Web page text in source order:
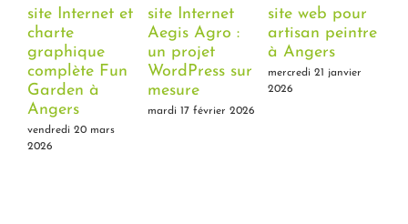
site Internet et
charte
graphique
complète Fun
Garden à
Angers
vendredi 20 mars
2026
site Internet
Aegis Agro :
un projet
WordPress sur
mesure
mardi 17 février 2026
site web pour
artisan peintre
à Angers
mercredi 21 janvier
2026